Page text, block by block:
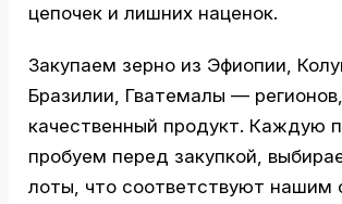
цепочек и лишних наценок.
Закупаем зерно из Эфиопии,
Бразилии, Гватемалы —
качественный продукт. Каждую
пробуем перед закупкой,
лоты, что соответствуют нашим